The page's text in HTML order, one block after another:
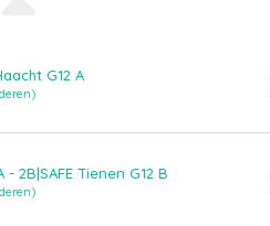
G12 A
2B|SAFE Tienen G12 B